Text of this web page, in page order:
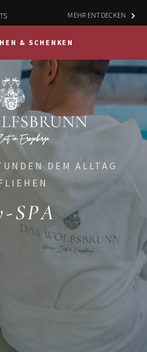
MEHR ENTDECKEN
& SCHENKEN
DEM ALLTAG
SPA